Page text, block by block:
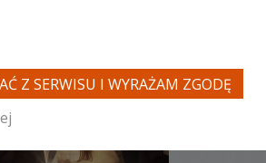
Z SERWISU I WYRAŻAM ZGODĘ